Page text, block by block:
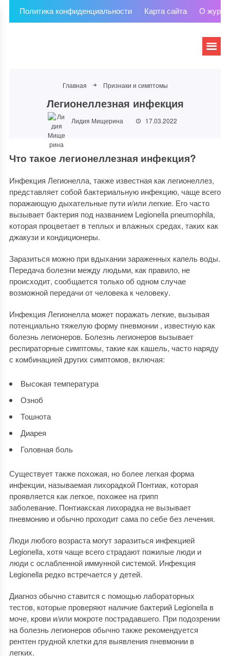
Политика конфиденциальности Карта сайта О
Главная Признаки и симптомы
Легионеллезная инфекция
Лидия Мищерина 17.03.2022
Что такое легионеллезная инфекция?
Инфекция Легионелла, также известная как легионеллез,
представляет собой бактериальную инфекцию, чаще всего
поражающую дыхательные пути и/или легкие. Его часто
вызывает бактерия под названием Legionella pneumophila,
которая процветает в теплых и влажных средах, таких как
джакузи и кондиционеры.
Заразиться можно при вдыхании зараженных капель воды.
Передача болезни между людьми, как правило, не
происходит, сообщается только об одном случае
возможной передачи от человека к человеку.
Инфекция Легионелла может поражать легкие, вызывая
потенциально тяжелую форму пневмонии , известную как
болезнь легионеров. Болезнь легионеров вызывает
респираторные симптомы, такие как кашель, часто наряду
с комбинацией других симптомов, включая:
Высокая температура
Озноб
Тошнота
Диарея
Головная боль
Существует также похожая, но более легкая форма
инфекции, называемая лихорадкой Понтиак, которая
проявляется как легкое, похожее на грипп
заболевание. Понтиакская лихорадка не вызывает
пневмонию и обычно проходит сама по себе без лечения.
Люди любого возраста могут заразиться инфекцией
Legionella, хотя чаще всего страдают пожилые люди и
люди с ослабленной иммунной системой. Инфекция
Legionella редко встречается у детей.
Диагноз обычно ставится с помощью лабораторных
тестов, которые проверяют наличие бактерий Legionella в
моче, крови и/или мокроте пострадавшего. При подозрении
на болезнь легионеров обычно также рекомендуется
рентген грудной клетки для выявления пневмонии в
легких.